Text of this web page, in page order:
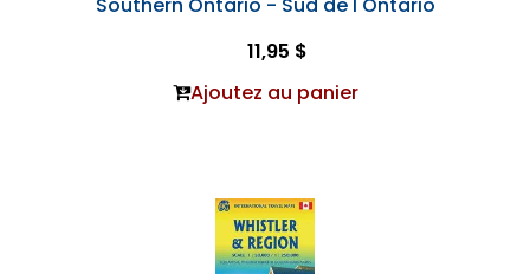
11,95 $
Ajoutez au panier